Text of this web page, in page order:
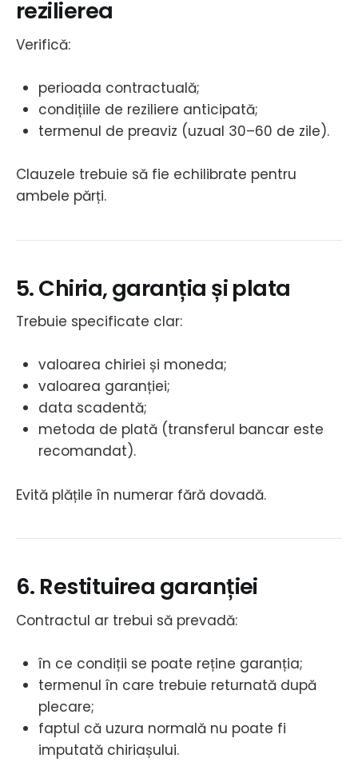
rezilierea
Verifică:
perioada contractuală;
condițiile de reziliere anticipată;
termenul de preaviz (uzual 30–60 de zile).
Clauzele trebuie să fie echilibrate pentru
ambele părți.
5. Chiria, garanția și plata
Trebuie specificate clar:
valoarea chiriei și moneda;
valoarea garanției;
data scadentă;
metoda de plată (transferul bancar este
recomandat).
Evită plățile în numerar fără dovadă.
6. Restituirea garanției
Contractul ar trebui să prevadă:
în ce condiții se poate reține garanția;
termenul în care trebuie returnată după
plecare;
faptul că uzura normală nu poate fi
imputată chiriașului.